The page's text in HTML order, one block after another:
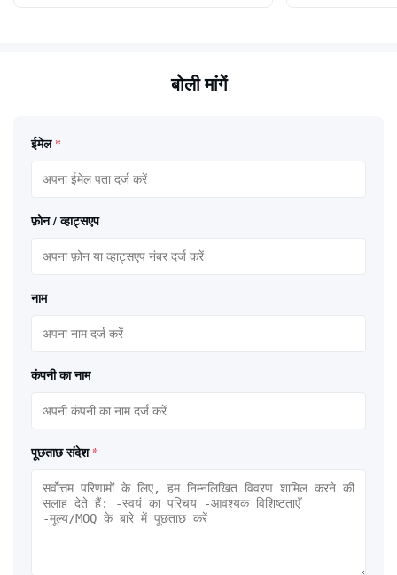
बोली मांगें
ईमेल *
फ़ोन / व्हाट्सएप
नाम
कंपनी का नाम
पूछताछ संदेश *